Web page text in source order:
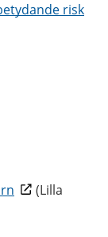
risk
(Lilla